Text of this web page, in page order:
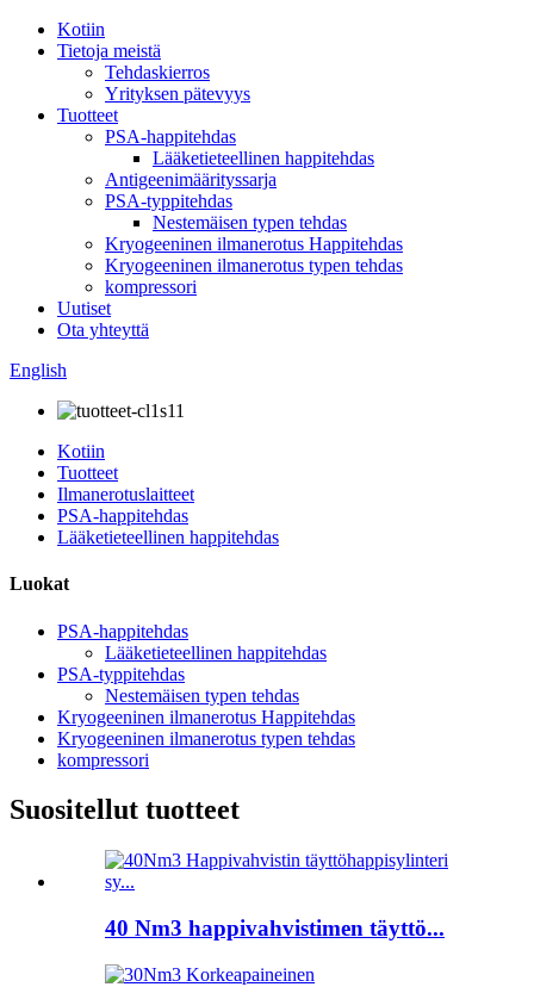
Kotiin
Tietoja meistä
Tehdaskierros
Yrityksen pätevyys
Tuotteet
PSA-happitehdas
Lääketieteellinen happitehdas
Antigeenimäärityssarja
PSA-typpitehdas
Nestemäisen typen tehdas
Kryogeeninen ilmanerotus Happitehdas
Kryogeeninen ilmanerotus typen tehdas
kompressori
Uutiset
Ota yhteyttä
English
Kotiin
Tuotteet
Ilmanerotuslaitteet
PSA-happitehdas
Lääketieteellinen happitehdas
Luokat
PSA-happitehdas
Lääketieteellinen happitehdas
PSA-typpitehdas
Nestemäisen typen tehdas
Kryogeeninen ilmanerotus Happitehdas
Kryogeeninen ilmanerotus typen tehdas
kompressori
Suositellut tuotteet
40 Nm3 happivahvistimen täyttö...